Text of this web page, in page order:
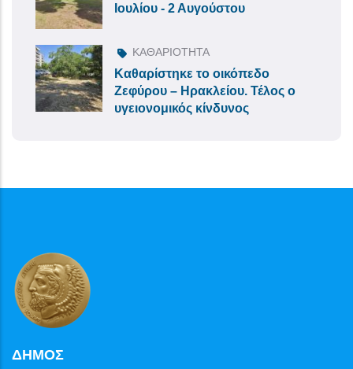
Ιουλίου - 2 Αυγούστου
ΚΑΘΑΡΙΟΤΗΤΑ
Καθαρίστηκε το οικόπεδο
Ζεφύρου – Ηρακλείου. Τέλος ο
υγειονομικός κίνδυνος
ΔΗΜΟΣ